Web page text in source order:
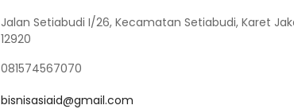
Jalan Setiabudi I/26, Kecamatan Setiabudi, Karet
12920
081574567070
bisnisasiaid@gmail.com